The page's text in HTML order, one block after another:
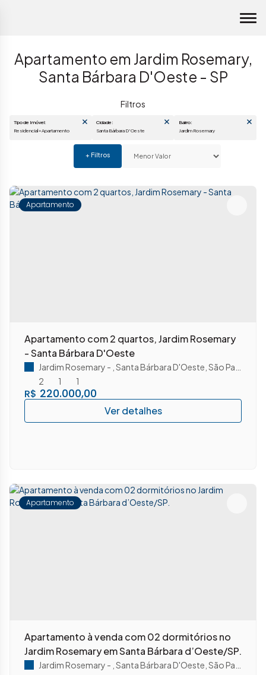
Apartamento em Jardim Rosemary,
Santa Bárbara D'Oeste - SP
Residencial » Apartamento Santa Bárbara D'Oeste
Apartamento
Apartamento com 2 quartos, Jardim Rosemary
- Santa Bárbara D'Oeste
R$ 220.000,00
Jardim Rosemary Santa Bárbara D'Oeste São Paulo
2
1 1
Apartamento
Apartamento à venda com 02 dormitórios no
Jardim Rosemary em Santa Bárbara d’Oeste/SP.
Jardim Rosemary Santa Bárbara D'Oeste São Paulo